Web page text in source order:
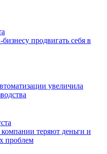
продвигать себя в
увеличила
теряют деньги и
проблем